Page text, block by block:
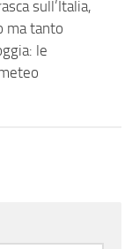
sull’Italia,
ma tanto
le